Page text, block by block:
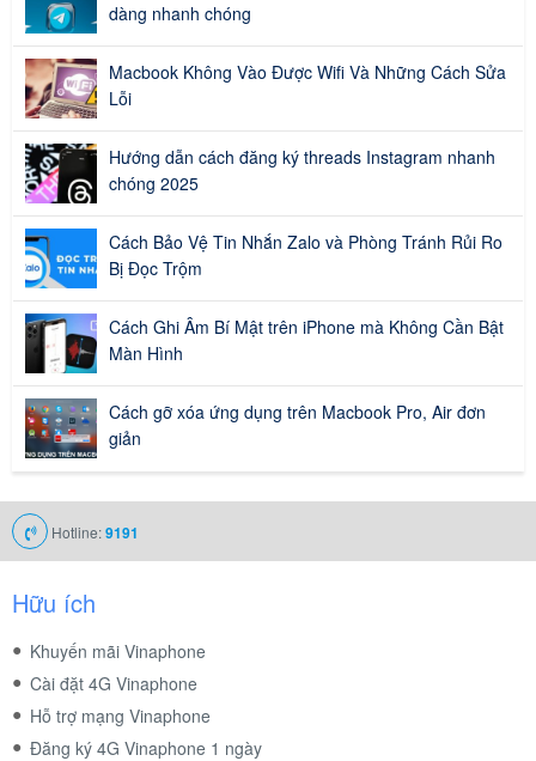
dàng nhanh chóng
Macbook Không Vào Được Wifi Và Những Cách Sửa
Lỗi
Hướng dẫn cách đăng ký threads Instagram nhanh
chóng 2025
Cách Bảo Vệ Tin Nhắn Zalo và Phòng Tránh Rủi Ro
Bị Đọc Trộm
Cách Ghi Âm Bí Mật trên iPhone mà Không Cần Bật
Màn Hình
Cách gỡ xóa ứng dụng trên Macbook Pro, Air đơn
giản
Hotline:9191
Hữu ích
Khuyến mãi Vinaphone
Cài đặt 4G Vinaphone
Hỗ trợ mạng Vinaphone
Đăng ký 4G Vinaphone 1 ngày